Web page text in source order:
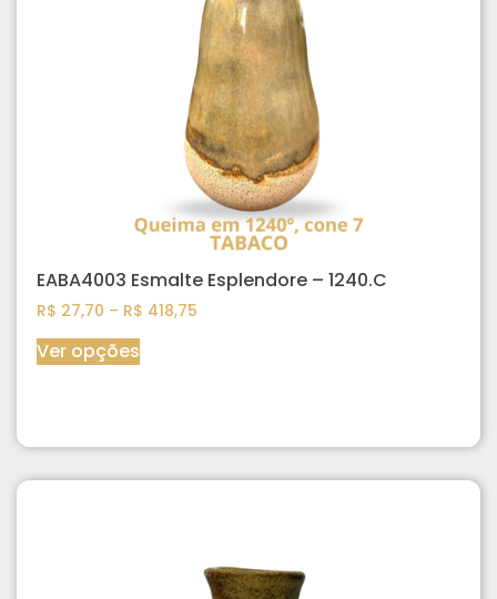
EABA4003 Esmalte Esplendore – 1240.C
R$ 27,70 – R$ 418,75
Ver opções